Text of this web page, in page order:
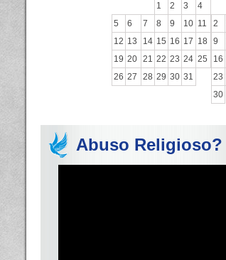
1
2 3
4
5
6 7 8 9 10 11
12 13 14 15 16 17 18
19 20 21 22 23 24 25
26 27 28 29 30 31
2
9
16
23
30
Abuso Religioso?